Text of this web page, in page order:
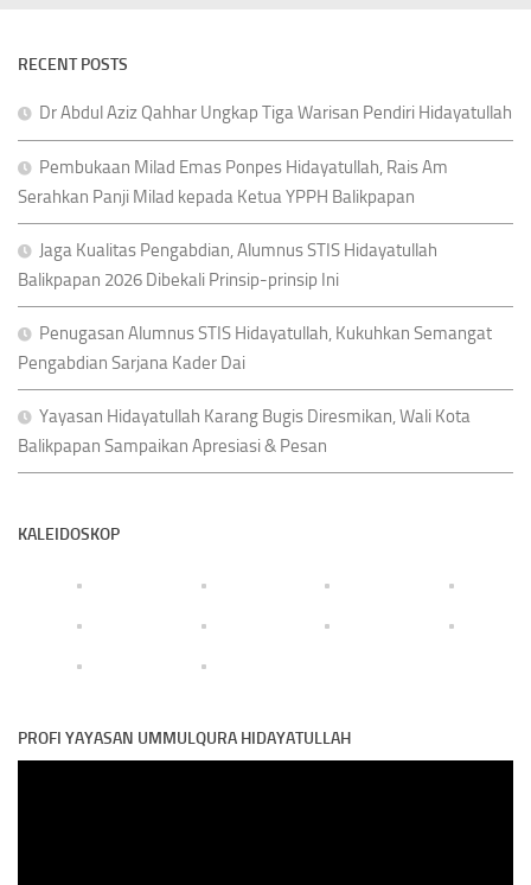
RECENT POSTS
Dr Abdul Aziz Qahhar Ungkap Tiga Warisan Pendiri Hidayatullah
Pembukaan Milad Emas Ponpes Hidayatullah, Rais Am
Serahkan Panji Milad kepada Ketua YPPH Balikpapan
Jaga Kualitas Pengabdian, Alumnus STIS Hidayatullah
Balikpapan 2026 Dibekali Prinsip-prinsip Ini
Penugasan Alumnus STIS Hidayatullah, Kukuhkan Semangat
Pengabdian Sarjana Kader Dai
Yayasan Hidayatullah Karang Bugis Diresmikan, Wali Kota
Balikpapan Sampaikan Apresiasi & Pesan
KALEIDOSKOP
PROFI YAYASAN UMMULQURA HIDAYATULLAH